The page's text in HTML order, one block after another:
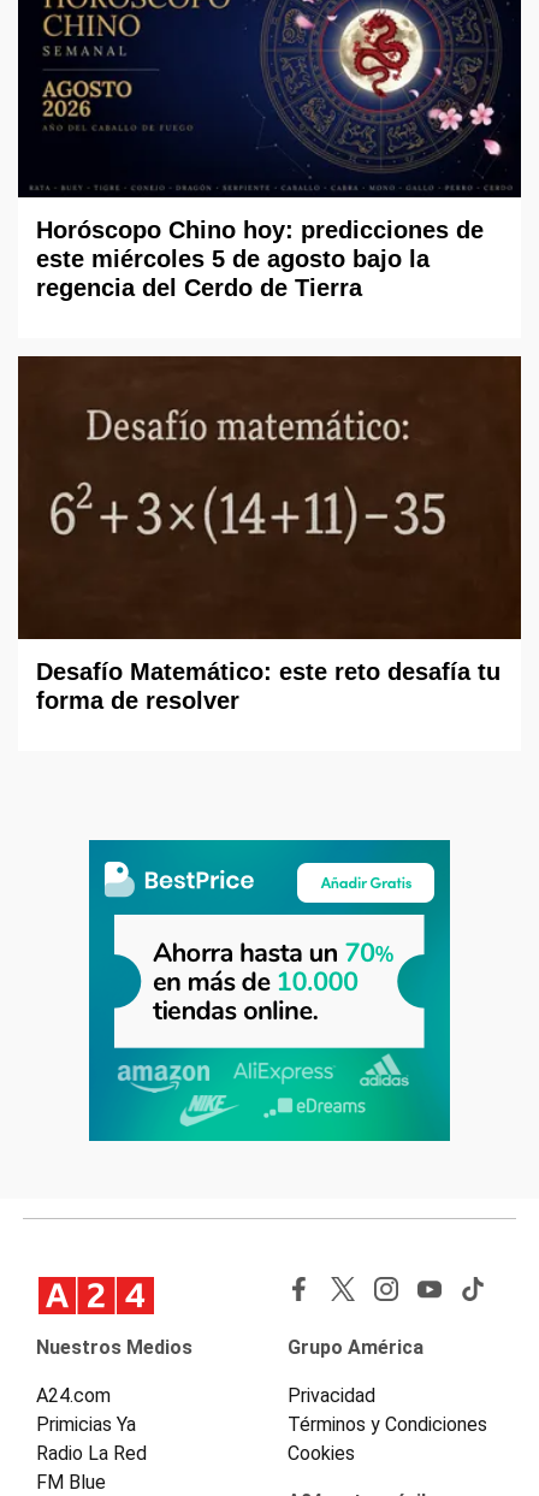
Horóscopo Chino hoy: predicciones de
este miércoles 5 de agosto bajo la
regencia del Cerdo de Tierra
Desafío Matemático: este reto desafía tu
forma de resolver
Nuestros Medios
A24.com
Primicias Ya
Radio La Red
FM Blue
Grupo América
Privacidad
Términos y Condiciones
Cookies